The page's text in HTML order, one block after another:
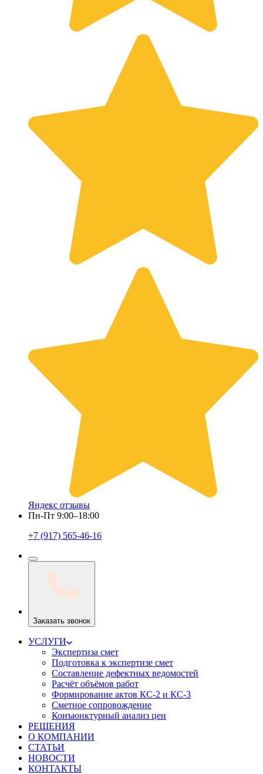
Яндекс отзывы
Пн-Пт 9:00–18:00
+7 (917) 565-46-16
Заказать звонок
УСЛУГИ
Экспертиза смет
Подготовка к экспертизе смет
Составление дефектных ведомостей
Расчёт объёмов работ
Формирование актов КС-2 и КС-3
Сметное сопровождение
Конъюнктурный анализ цен
РЕШЕНИЯ
О КОМПАНИИ
СТАТЬИ
НОВОСТИ
КОНТАКТЫ